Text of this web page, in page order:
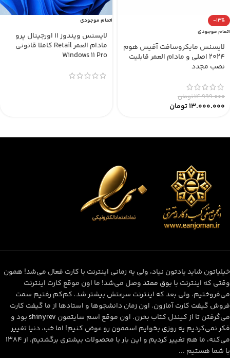
-13%
اتمام موجودی
لایسنس مایکروسافت آفیس هوم
2024 اصلی و مادام العمر قابلیت
نصب مجدد
14.999.000تومان
13.000.000تومان
اتمام موجودی
لایسنس ویندوز 11 اورجینال پرو
مادام العمر Retail کاملا قانونی
Windows 11 Pro
خیلیاتون شاید یادتون نیاد، ولی یه زمانی اینترنت با کارت فعال می‌شد! همون
وقتی که اینترنت با بوق ممتدوصل می‌شد! ما اون موقع کارت اینترنت
می‌فروختیم، ولی بعد که اینترنت سرعتش بیشتر شد، کم‌کم رفتیم سمت
فروش گیفت کارت آمازون. اون زمان دانشجوها و استادها از ما گیفت کارت
می‌گرفتن تا از کیندل کتاب بخرن. اون موقع اسم سایتمون shinyrevبود و
فکر نمی‌کردیم یه روزی بخوایم اسممون رو عوض کنیم! اما خب، دنیا تغییر
می‌کنه، ما هم تغییر کردیم و این بار با محصولات بیشتری برگشتیم. از ۱۳۸۴
با شما هستیم ...